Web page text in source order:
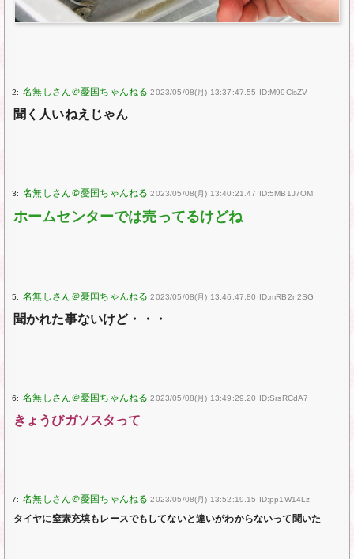
2: 2023/05/08(月) 13:37:47.55 ID:M99ClsZV
聞く人いねえじゃん
3: 2023/05/08(月) 13:40:21.47 ID:5MB1J7OM
ホームセンターでは売ってるけどね
5: 2023/05/08(月) 13:46:47.80 ID:mRB2n2SG
聞かれた事ないけど・・・
6: 2023/05/08(月) 13:49:29.20 ID:SrsRCdA7
きょうびガソスタって
7: 2023/05/08(月) 13:52:19.15 ID:pp1W14Lz
タイヤに窒素充填もレースでもしてないと違いがわからないって聞いた